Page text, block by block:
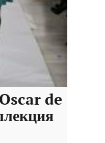
de